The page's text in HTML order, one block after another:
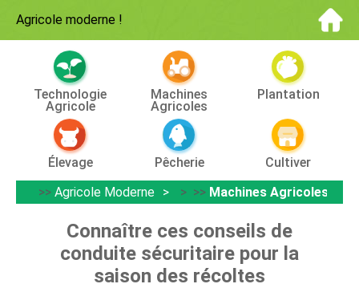
Agricole moderne !
Technologie
Agricole
Machines
Agricoles
Plantation
Élevage Pêcherie
Cultiver
>> Agricole Moderne > >> Machines Agricoles
Connaître ces conseils de
conduite sécuritaire pour la
saison des récoltes